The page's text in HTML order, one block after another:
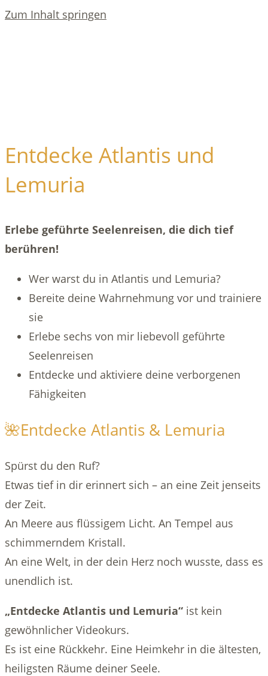
Zum Inhalt springen
Entdecke Atlantis und
Lemuria
Erlebe geführte Seelenreisen, die dich tief
berühren!
Wer warst du in Atlantis und Lemuria?
Bereite deine Wahrnehmung vor und trainiere
sie
Erlebe sechs von mir liebevoll geführte
Seelenreisen
Entdecke und aktiviere deine verborgenen
Fähigkeiten
🌺Entdecke Atlantis & Lemuria
Spürst du den Ruf?
Etwas tief in dir erinnert sich – an eine Zeit jenseits
der Zeit.
An Meere aus flüssigem Licht. An Tempel aus
schimmerndem Kristall.
An eine Welt, in der dein Herz noch wusste, dass es
unendlich ist.
„Entdecke Atlantis und Lemuria“ ist kein
gewöhnlicher Videokurs.
Es ist eine Rückkehr. Eine Heimkehr in die ältesten,
heiligsten Räume deiner Seele.